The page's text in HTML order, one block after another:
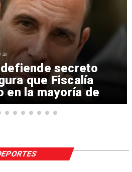
secreto
que Fiscalía
en la mayoría de